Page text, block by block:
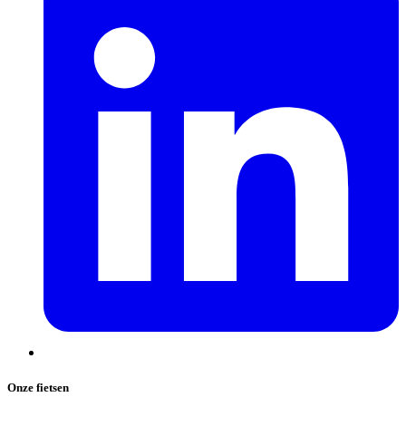
Onze fietsen